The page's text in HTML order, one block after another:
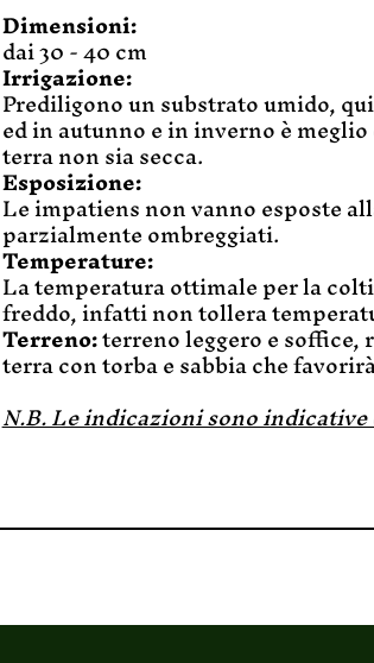
Dimensioni:
dai 30 - 40 cm
Irrigazione:
Prediligono un substrato umido,
ed in autunno e in inverno è
terra non sia secca.
Esposizione:
Le impatiens non vanno esposte
parzialmente ombreggiati.
Temperature:
La temperatura ottimale per la
freddo, infatti non tollera
Terreno:terreno leggero e soffice,
terra con torba e sabbia che
N.B. Le indicazioni sono